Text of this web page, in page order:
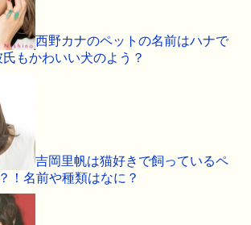
西野カナのペットの名前はハナで
もかわいい犬のよう？
吉岡里帆は猫好きで飼っているペ
！名前や種類はなに？